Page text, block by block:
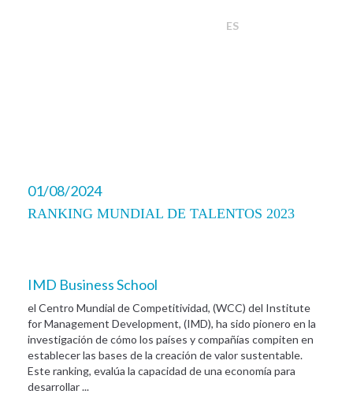
ES
01/08/2024
RANKING MUNDIAL DE TALENTOS 2023
IMD Business School
el Centro Mundial de Competitividad, (WCC) del Institute
for Management Development, (IMD), ha sido pionero en la
investigación de cómo los países y compañías compiten en
establecer las bases de la creación de valor sustentable.
Este ranking, evalúa la capacidad de una economía para
desarrollar ...